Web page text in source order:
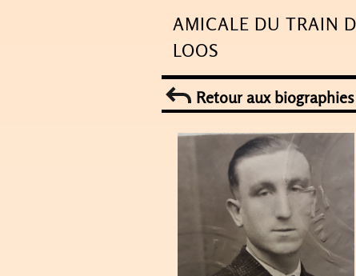
to
content
AMICALE DU TRAIN
LOOS
Retour aux biographies